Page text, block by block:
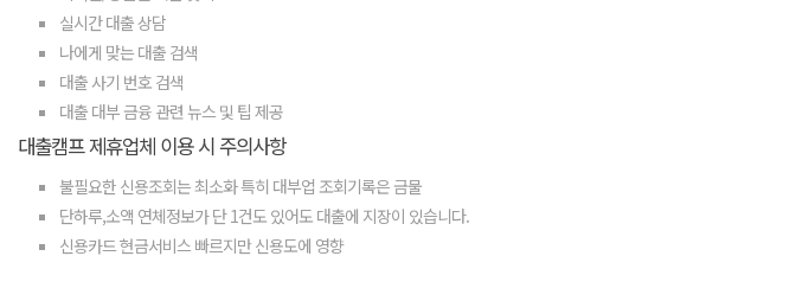
실시간 대출 상담
나에게 맞는 대출 검색
대출 사기 번호 검색
대출 대부 금융 관련 뉴스 및 팁 제공
대출캠프 제휴업체 이용 시 주의사항
불필요한 신용조회는 최소화 특히 대부업 조회기록은 금물
단하루,소액 연체정보가 단 1건도 있어도 대출에 지장이 있습니다.
신용카드 현금서비스 빠르지만 신용도에 영향